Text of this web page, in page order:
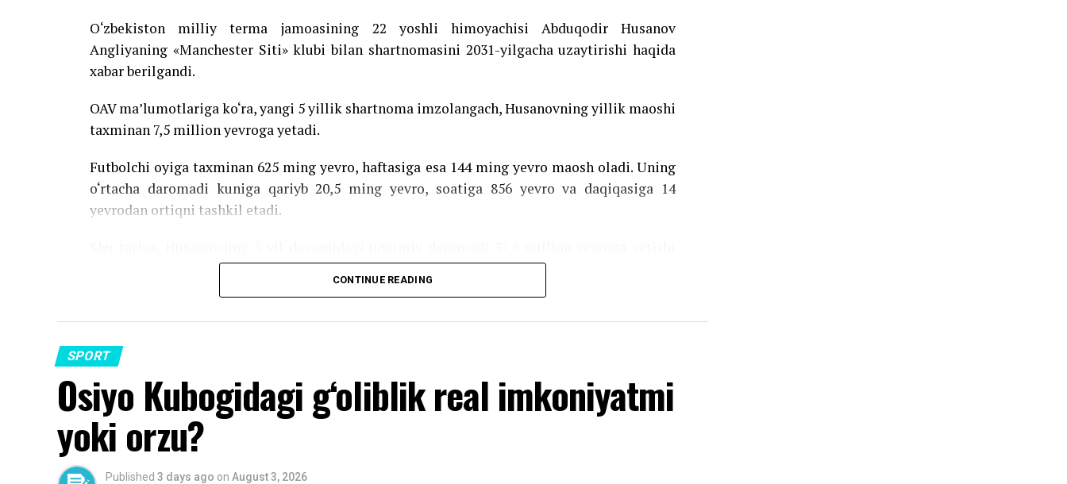
O‘zbekiston milliy terma jamoasining 22 yoshli himoyachisi Abduqodir Husanov
Angliyaning «Manchester Siti» klubi bilan shartnomasini 2031-yilgacha uzaytirishi haqida
xabar berilgandi.
OAV ma’lumotlariga ko‘ra, yangi 5 yillik shartnoma imzolangach, Husanovning yillik maoshi
taxminan 7,5 million yevroga yetadi.
Futbolchi oyiga taxminan 625 ming yevro, haftasiga esa 144 ming yevro maosh oladi. Uning
o‘rtacha daromadi kuniga qariyb 20,5 ming yevro, soatiga 856 yevro va daqiqasiga 14
yevrodan ortiqni tashkil etadi.
mumkin. Bunda turli mukofot pullari hisobga olinmagan.
tushib, Angliya Kubogi va Liga Kubogini qo‘lga kiritishda ishtirok etgan. Shuningdek, u
O‘zbekiston terma jamoasi bilan mamlakat tarixidagi ilk jahon chempionatida qatnashdi.
Source link
CONTINUE READING
SPORT
Osiyo Kubogidagi g‘oliblik real imkoniyatmi
yoki orzu?
Published 3 days ago on August 3, 2026